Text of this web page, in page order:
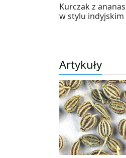
Kurczak z
w stylu indyjskim
Artykuły